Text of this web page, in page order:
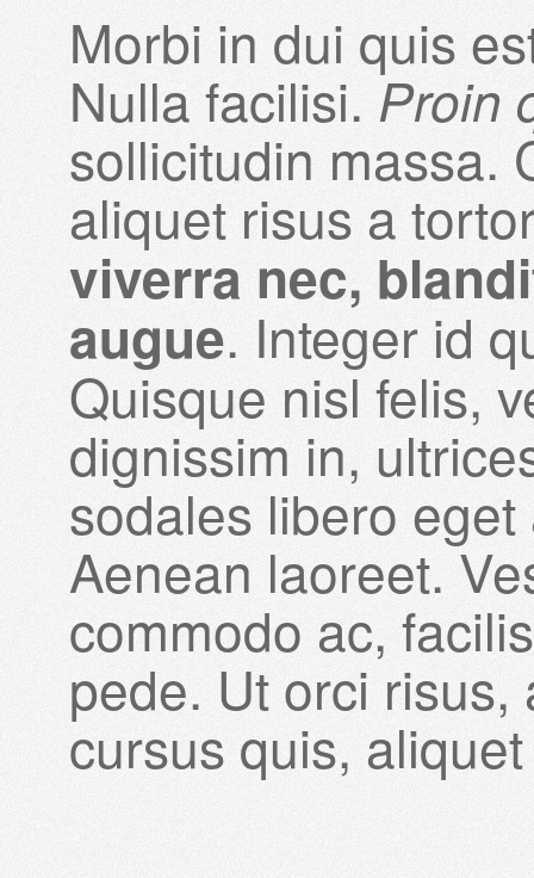
Morbi in dui quis
Nulla facilisi. Proin
sollicitudin massa.
aliquet risus a
viverra nec,
augue. Integer id
Quisque nisl felis,
dignissim in,
sodales libero
Aenean laoreet.
commodo ac,
pede. Ut orci
cursus quis,